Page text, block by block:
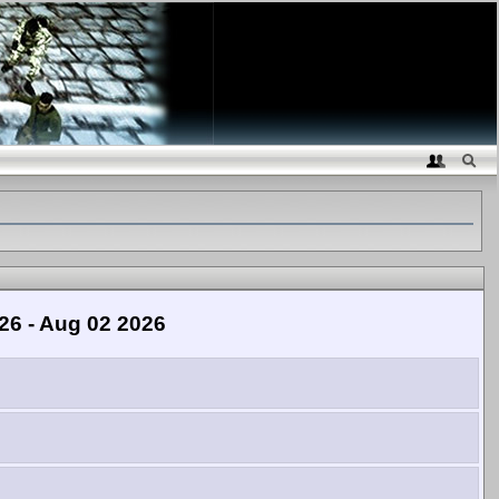
- Aug 02 2026